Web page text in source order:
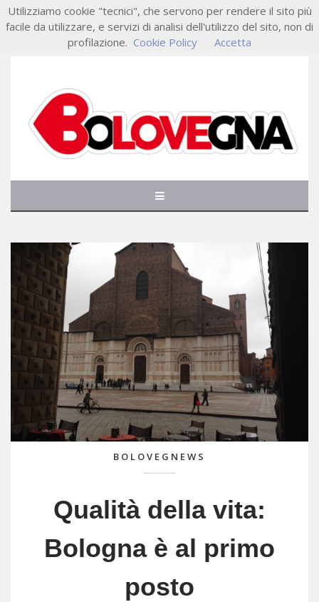
BOLOVEGNEWS
Qualità della vita:
Bologna è al primo
posto
Utilizziamo cookie "tecnici", che servono per rendere il sito più
facile da utilizzare, e servizi di analisi dell'utilizzo del sito, non di
profilazione. Cookie Policy Accetta